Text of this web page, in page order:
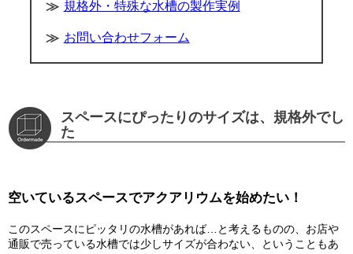
規格外・特殊な水槽の製作実例
お問い合わせフォーム
スペースにぴったりのサイズは、規格外でし
た
空いているスペースでアクアリウムを始めたい！
このスペースにピッタリの水槽があれば…と考えるものの、お店や
通販で売っている水槽では少しサイズが合わない、ということもあ